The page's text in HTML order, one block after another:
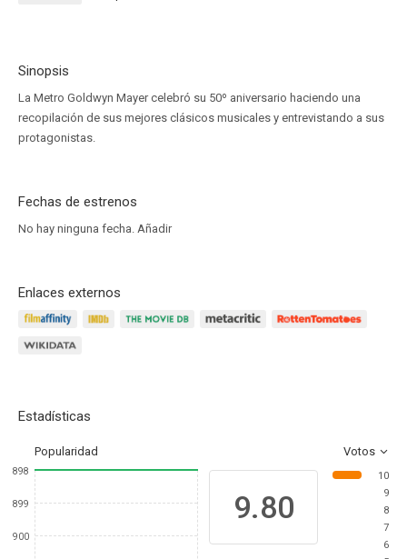
Sinopsis
La Metro Goldwyn Mayer celebró su 50º aniversario haciendo una
recopilación de sus mejores clásicos musicales y entrevistando a sus
protagonistas.
Fechas de estrenos
No hay ninguna fecha. Añadir
Enlaces externos
Estadísticas
Popularidad Votos
898
899
900
9.80
10
9
8
7
6